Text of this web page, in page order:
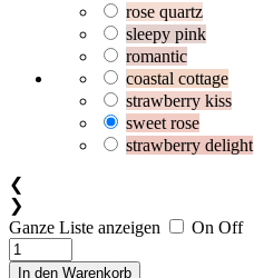
rose quartz
sleepy pink
romantic
coastal cottage
strawberry kiss
sweet rose
strawberry delight
❮
❯
Ganze Liste anzeigen
On Off
In den Warenkorb